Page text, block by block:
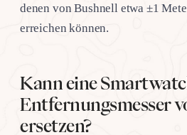
denen von Bushnell etwa ±1
erreichen können.
Kann eine
Entfernungsmesser
ersetzen?